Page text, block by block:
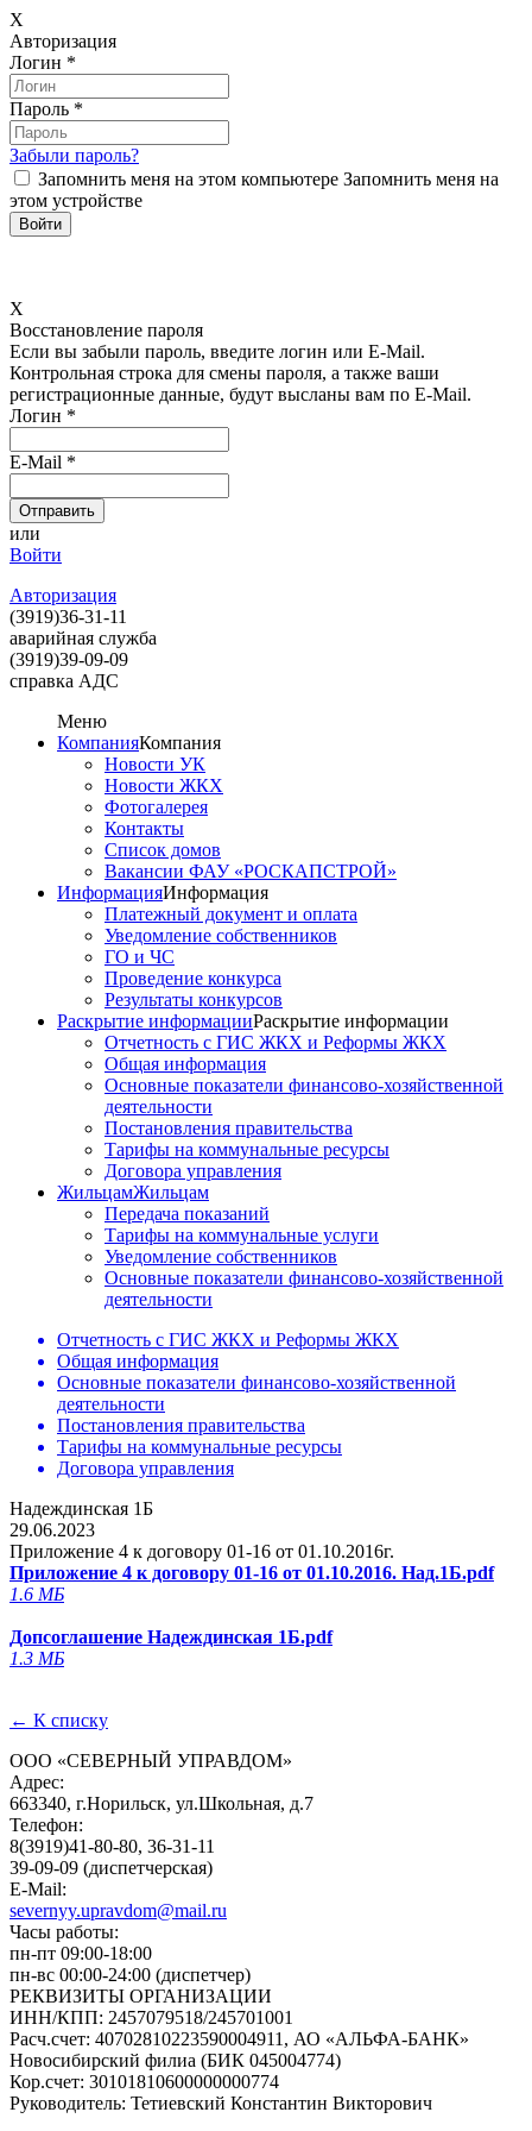
X
Авторизация
Логин *
Пароль *
Забыли пароль?
Запомнить меня на этом компьютере Запомнить меня на
этом устройстве
X
Восстановление пароля
Если вы забыли пароль, введите логин или E-Mail.
Контрольная строка для смены пароля, а также ваши
регистрационные данные, будут высланы вам по E-Mail.
Логин *
E-Mail *
или
Войти
Авторизация
(3919)36-31-11
аварийная служба
(3919)39-09-09
справка АДС
Меню
КомпанияКомпания
Новости УК
Новости ЖКХ
Фотогалерея
Контакты
Список домов
Вакансии ФАУ «РОСКАПСТРОЙ»
ИнформацияИнформация
Платежный документ и оплата
Уведомление собственников
ГО и ЧС
Проведение конкурса
Результаты конкурсов
Раскрытие информацииРаскрытие информации
Отчетность с ГИС ЖКХ и Реформы ЖКХ
Общая информация
Основные показатели финансово-хозяйственной
деятельности
Постановления правительства
Тарифы на коммунальные ресурсы
Договора управления
ЖильцамЖильцам
Передача показаний
Тарифы на коммунальные услуги
Уведомление собственников
Основные показатели финансово-хозяйственной
деятельности
Отчетность с ГИС ЖКХ и Реформы ЖКХ
Общая информация
Основные показатели финансово-хозяйственной
деятельности
Постановления правительства
Тарифы на коммунальные ресурсы
Договора управления
Надеждинская 1Б
29.06.2023
Приложение 4 к договору 01-16 от 01.10.2016г.
Приложение 4 к договору 01-16 от 01.10.2016. Над.1Б.pdf
1.6 МБ
Допсоглашение Надеждинская 1Б.pdf
1.3 МБ
← К списку
ООО «СЕВЕРНЫЙ УПРАВДОМ»
Адрес:
663340, г.Норильск, ул.Школьная, д.7
Телефон:
8(3919)41-80-80, 36-31-11
39-09-09 (диспетчерская)
E-Mail:
severnyy.upravdom@mail.ru
Часы работы:
пн-пт 09:00-18:00
пн-вс 00:00-24:00 (диспетчер)
РЕКВИЗИТЫ ОРГАНИЗАЦИИ
ИНН/КПП: 2457079518/245701001
Расч.счет: 40702810223590004911, АО «АЛЬФА-БАНК»
Новосибирский филиа (БИК 045004774)
Кор.счет: 30101810600000000774
Руководитель: Тетиевский Константин Викторович